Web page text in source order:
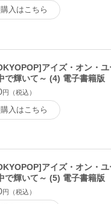
購入はこちら
アイズ・オン・ユ
で輝いて～ (4) 電子書籍版
円（税込）
購入はこちら
アイズ・オン・ユ
で輝いて～ (5) 電子書籍版
円（税込）